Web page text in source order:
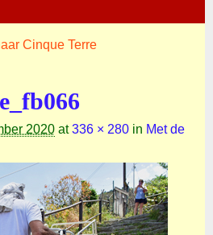
Cinque Terre
2020at336 × 280in Met de